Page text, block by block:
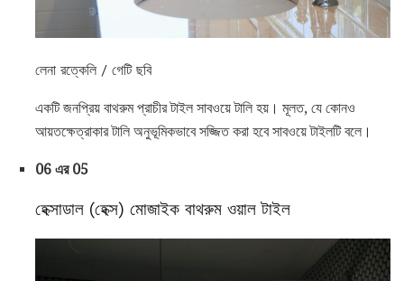
লেনা রত্কেলি / গেটি ছবি
একটি জনপ্রিয় বাথরুম প্রাচীর টাইল সাবওয়ে টালি হয়। মূলত, যে কোনও
আয়তক্ষেত্রাকার টালি অনুভূমিকভাবে সজ্জিত করা হবে সাবওয়ে টাইলটি বলে।
06 এর 05
হেক্সাডাল (হেক্স) মোজাইক বাথরুম ওয়াল টাইল